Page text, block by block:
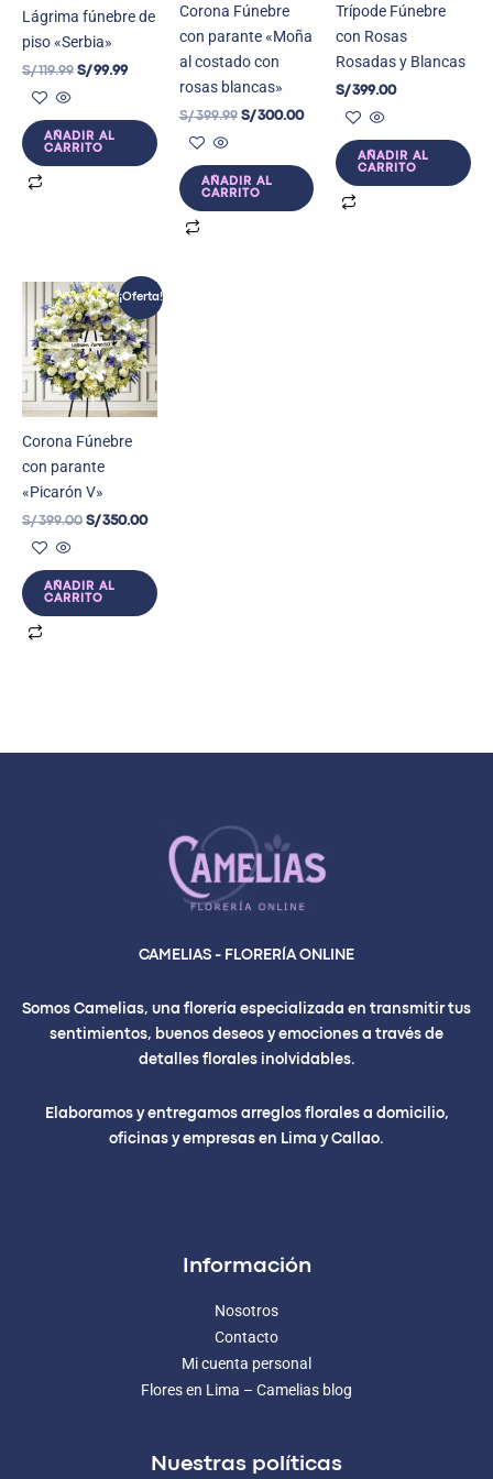
Lágrima fúnebre de
piso «Serbia»
S/119.99 S/99.99
AÑADIR AL
CARRITO
Corona Fúnebre
con parante «Moña
al costado con
rosas blancas»
S/399.99 S/300.00
AÑADIR AL
CARRITO
Trípode Fúnebre
con Rosas
Rosadas y Blancas
S/399.00
AÑADIR AL
CARRITO
¡Oferta!
Corona Fúnebre
con parante
«Picarón V»
S/399.00
El
precio
original
era:
S/ 399.00.
S/350.00
El
precio
es:
S/ 350.00.
AÑADIR AL
CARRITO
CAMELIAS - FLORERÍA ONLINE
Somos Camelias, una florería especializada en transmitir tus
sentimientos, buenos deseos y emociones a través de
detalles florales inolvidables.
Elaboramos y entregamos arreglos florales a domicilio,
oficinas y empresas en Lima y Callao.
Información
Nosotros
Contacto
Mi cuenta personal
Flores en Lima – Camelias blog
Nuestras políticas